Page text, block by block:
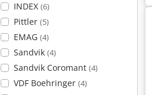
INDEX (6)
Pittler (5)
EMAG (4)
Sandvik (4)
Sandvik Coromant (4)
VDF Boehringer (4)